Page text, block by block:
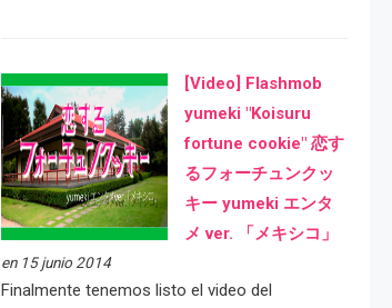
[Video] Flashmob
yumeki "Koisuru
fortune cookie" 恋す
るフォーチュンクッ
キー yumeki エンタ
メ ver. 「メキシコ」
en 15 junio 2014
Finalmente tenemos listo el video del